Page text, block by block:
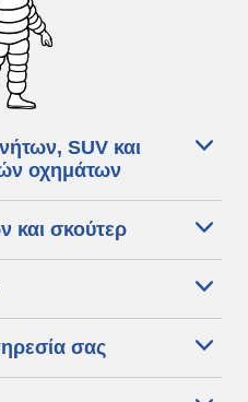
SUV και
οχημάτων
και σκούτερ
σας